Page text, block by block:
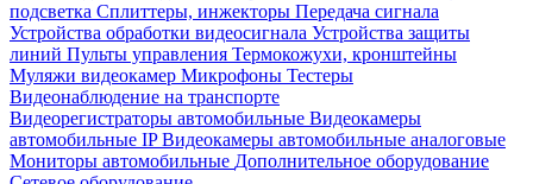
подсветка Сплиттеры, инжекторы Передача сигнала
Устройства обработки видеосигнала Устройства защиты
линий Пульты управления Термокожухи, кронштейны
Муляжи видеокамер Микрофоны Тестеры
Видеонаблюдение на транспорте
Видеорегистраторы автомобильные Видеокамеры
автомобильные IPВидеокамеры автомобильные аналоговые
Мониторы автомобильные Дополнительное оборудование